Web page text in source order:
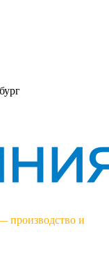
производство и